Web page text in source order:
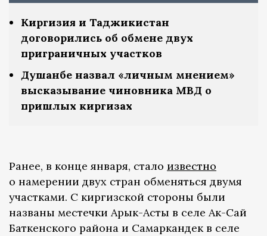
Киргизия и Таджикистан
договорились об обмене двух
приграничных участков
Душанбе назвал «личным мнением»
высказывание чиновника МВД о
пришлых киргизах
Ранее, в конце января, стало известно
о намерении двух стран обменяться двумя
участками. С киргизской стороны были
названы местечки Арык-Асты в селе Ак-Сай
Баткенского района и Самаркандек в селе